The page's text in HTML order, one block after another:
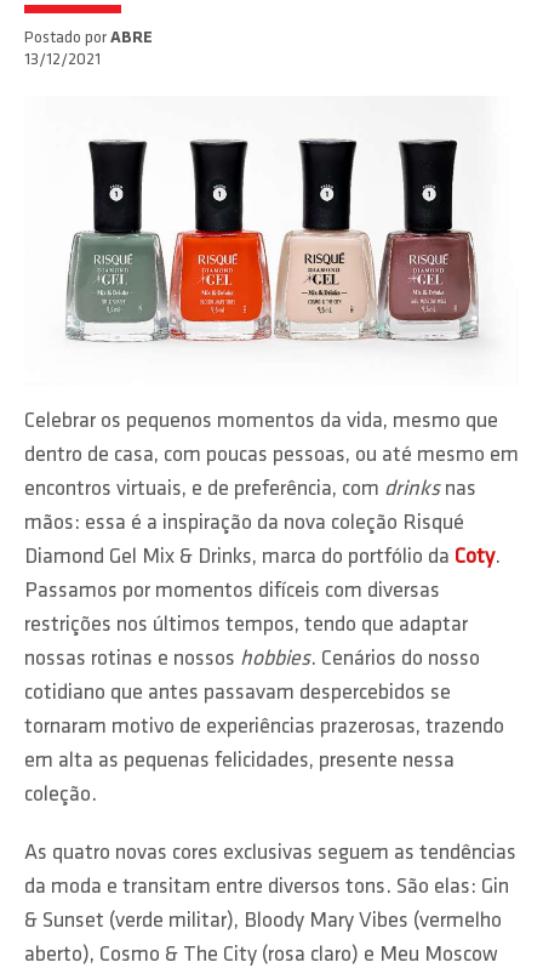
Postado por ABRE
13/12/2021
Celebrar os pequenos momentos da vida, mesmo que
dentro de casa, com poucas pessoas, ou até mesmo em
encontros virtuais, e de preferência, com drinksnas
mãos: essa é a inspiração da nova coleção Risqué
Diamond Gel Mix & Drinks, marca do portfólio da Coty.
Passamos por momentos difíceis com diversas
restrições nos últimos tempos, tendo que adaptar
nossas rotinas e nossos hobbies. Cenários do nosso
cotidiano que antes passavam despercebidos se
tornaram motivo de experiências prazerosas, trazendo
em alta as pequenas felicidades, presente nessa
coleção.
As quatro novas cores exclusivas seguem as tendências
da moda e transitam entre diversos tons. São elas: Gin
& Sunset (verde militar), Bloody Mary Vibes (vermelho
aberto), Cosmo & The City (rosa claro) e Meu Moscow